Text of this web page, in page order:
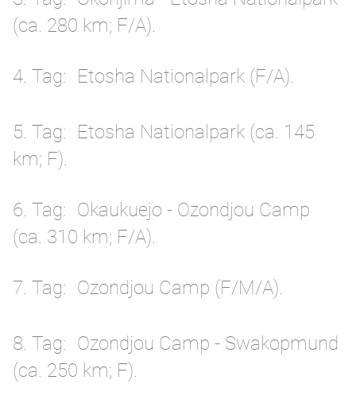
(ca. 280 km; F/A).
4. Tag Etosha Nationalpark (F/A).
5. Tag
Etosha Nationalpark (ca. 145
km; F).
6. Tag
Okaukuejo - Ozondjou Camp
(ca. 310 km; F/A).
7. Tag Ozondjou Camp (F/M/A).
8. Tag
Ozondjou Camp - Swakopmund
(ca. 250 km; F).